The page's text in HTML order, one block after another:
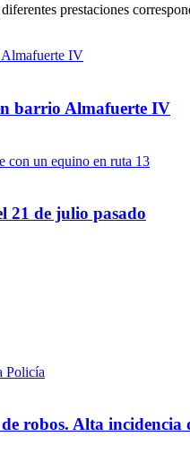
barrio Almafuerte IV
21 de julio pasado
robos. Alta incidencia
prestaciones